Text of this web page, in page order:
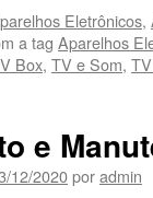
Eletrônicos,
a tag Aparelhos
Box, TV e Som,
e
12/2020poradmin